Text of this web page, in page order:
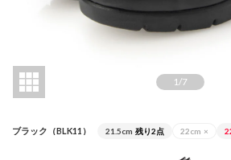
1 /7
ブラック（BLK11） 21.5cm 残り2点 22cm ×